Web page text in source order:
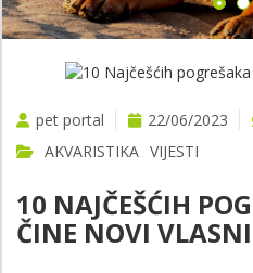
pet portal 22/06/2023
AKVARISTIKA VIJESTI
10 NAJČEŠĆIH
ČINE NOVI